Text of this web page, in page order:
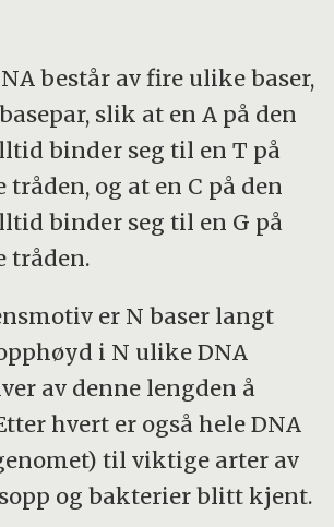
består av fire ulike baser,
slik at en A på den
binder seg til en T på
tråden, og at en C på den
binder seg til en G på
tråden.
er N baser langt
i N ulike DNA
av denne lengden å
hvert er også hele DNA
til viktige arter av
og bakterier blitt kjent.